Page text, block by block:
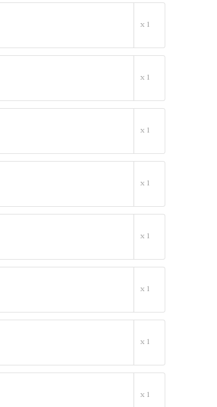
x 1
x 1
x 1
x 1
x 1
x 1
x 1
x 1